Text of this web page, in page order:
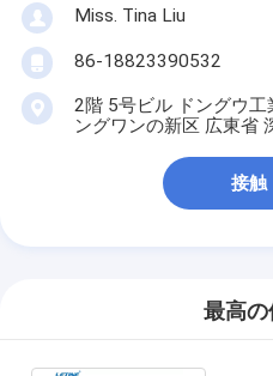
Miss. Tina Liu
86-18823390532
2階 5号ビル ドングウ
ングワンの新区 広東省
接触
最高